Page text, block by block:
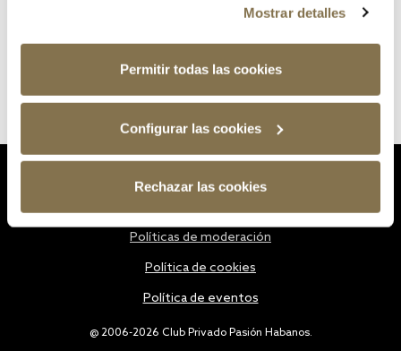
Mostrar detalles
Permitir todas las cookies
Configurar las cookies
Rechazar las cookies
@ 2006-2026 Club Privado Pasión Habanos.
Políticas de moderación
Política de cookies
Política de eventos